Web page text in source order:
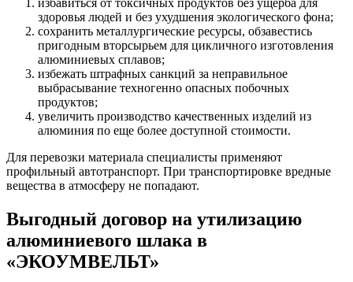
избавиться от токсичных продуктов без ущерба для
здоровья людей и без ухудшения экологического фона;
сохранить металлургические ресурсы, обзавестись
пригодным вторсырьем для цикличного изготовления
алюминиевых сплавов;
избежать штрафных санкций за неправильное
выбрасывание техногенно опасных побочных
продуктов;
увеличить производство качественных изделий из
алюминия по еще более доступной стоимости.
Для перевозки материала специалисты применяют
профильный автотранспорт. При транспортировке вредные
вещества в атмосферу не попадают.
Выгодный договор на утилизацию
алюминиевого шлака в
«ЭКОУМВЕЛЬТ»